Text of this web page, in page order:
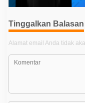
i
p
o
s
Tinggalkan Balasan
Alamat email Anda tidak